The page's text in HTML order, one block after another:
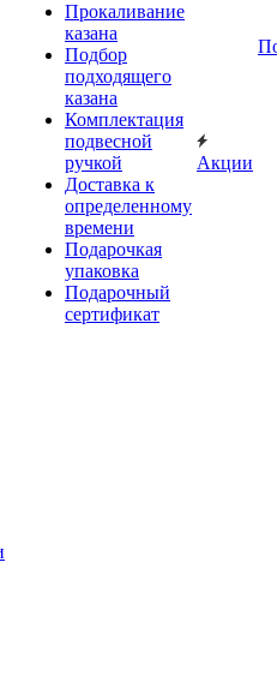
Прокаливание
казана
Подбор
подходящего
казана
Комплектация
подвесной
ручкой
Доставка к
определенному
времени
Подарочкая
упаковка
Подарочный
сертификат
Акции